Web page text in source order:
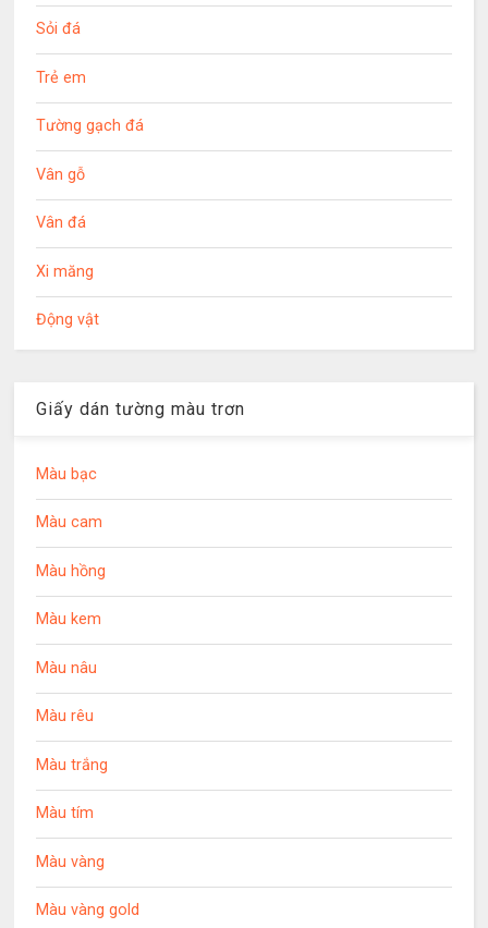
Sỏi đá
Trẻ em
Tường gạch đá
Vân gỗ
Vân đá
Xi măng
Động vật
Giấy dán tường màu trơn
Màu bạc
Màu cam
Màu hồng
Màu kem
Màu nâu
Màu rêu
Màu trắng
Màu tím
Màu vàng
Màu vàng gold